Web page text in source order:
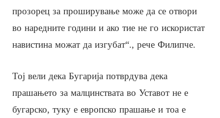
прозорец за проширување може да се отвори
во наредните години и ако тие не го искористат
навистина можат да изгубат“., рече Филипче.
Тој вели дека Бугарија потврдува дека
прашањето за малцинствата во Уставот не е
бугарско, туку е европско прашање и тоа е